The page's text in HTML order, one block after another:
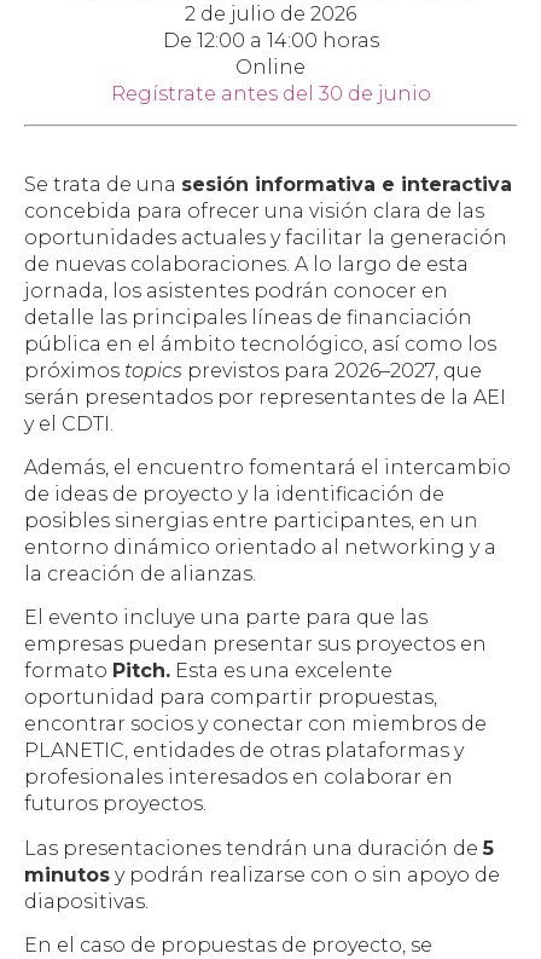
2 de julio de 2026
De 12:00 a 14:00 horas
Online
Regístrate antes del 30 de junio
Se trata de una sesión informativa e interactiva
concebida para ofrecer una visión clara de las
oportunidades actuales y facilitar la generación
de nuevas colaboraciones. A lo largo de esta
jornada, los asistentes podrán conocer en
detalle las principales líneas de financiación
pública en el ámbito tecnológico, así como los
próximos topics previstos para 2026–2027, que
serán presentados por representantes de la AEI
y el CDTI.
Además, el encuentro fomentará el intercambio
de ideas de proyecto y la identificación de
posibles sinergias entre participantes, en un
entorno dinámico orientado al networking y a
la creación de alianzas.
El evento incluye una parte para que las
empresas puedan presentar sus proyectos en
formato Pitch. Esta es una excelente
oportunidad para compartir propuestas,
encontrar socios y conectar con miembros de
PLANETIC, entidades de otras plataformas y
profesionales interesados en colaborar en
futuros proyectos.
Las presentaciones tendrán una duración de5
minutos y podrán realizarse con o sin apoyo de
diapositivas.
En el caso de propuestas de proyecto, se